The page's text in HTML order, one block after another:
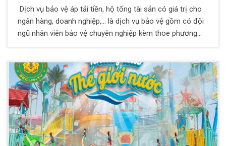
Dịch vụ bảo vệ áp tải tiền, hộ tống tài sản có giá trị cho
ngân hàng, doanh nghiệp,… là dịch vụ bảo vệ gồm có đội
ngũ nhân viên bảo vệ chuyên nghiệp kèm thoe phương